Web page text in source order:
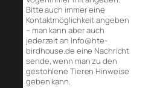
Bitte auch immer eine
Kontaktmöglichkeit angeben
– man kann aber auch
jederzeit an Info@hte-
birdhouse.de eine Nachricht
sende, wenn man zu den
gestohlene Tieren Hinweise
geben kann.